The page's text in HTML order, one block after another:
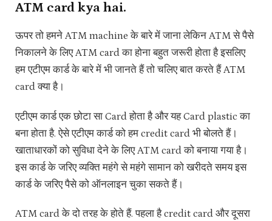
ATM card kya hai.
ऊपर तो हमने ATM machine के बारे में जाना लेकिन ATM से पैसे
निकालने के लिए ATM card का होना बहुत जरूरी होता है इसलिए
हम एटीएम कार्ड के बारे में भी जानते हैं तो चलिए बात करते हैं ATM
card क्या है।
एटीएम कार्ड एक छोटा सा Card होता है और यह Card plastic का
बना होता है. ऐसे एटीएम कार्ड को हम credit card भी बोलते हैं।
खाताधारकों को सुविधा देने के लिए ATM card को बनाया गया है।
इस कार्ड के जरिए व्यक्ति महंगे से महंगे सामान को खरीदते समय इस
कार्ड के जरिए पैसे को ऑनलाइन चुका सकते हैं।
ATM card के दो तरह के होते हैं. पहला है credit card और दूसरा